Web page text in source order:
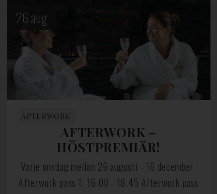
26 aug
AFTERWORK
AFTERWORK –
HÖSTPREMIÄR!
Varje onsdag mellan 26 augusti - 16 december
Afterwork pass 1: 16.00 - 18.45 Afterwork pass